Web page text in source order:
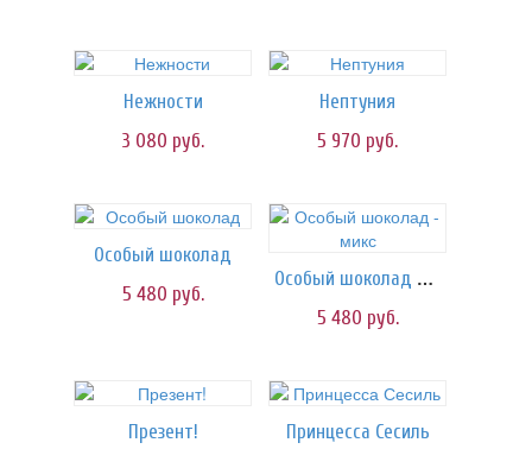
Нежности
3 080 руб.
Нептуния
5 970 руб.
Особый шоколад
5 480 руб.
Особый шоколад - микс
5 480 руб.
Презент!
Принцесса Сесиль